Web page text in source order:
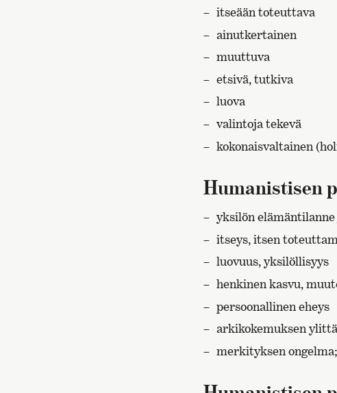
itseään toteuttava
ainutkertainen
muuttuva
etsivä, tutkiva
luova
valintoja tekevä
kokonaisvaltainen
Humanistisen
yksilön
itseys, itsen
luovuus, yksilöllisyys
henkinen kasvu,
persoonallinen eheys
arkikokemuksen
merkityksen